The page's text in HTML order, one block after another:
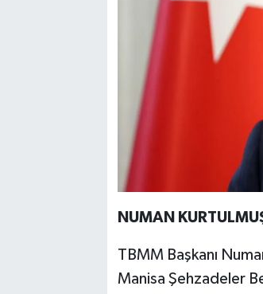
NUMAN
TBMM Başkanı
Manisa Şehzadeler